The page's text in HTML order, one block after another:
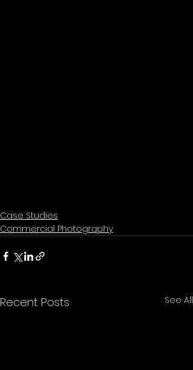
Case Studies
Commercial Photography
Recent Posts See All